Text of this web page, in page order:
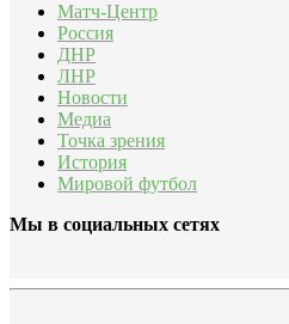
Матч-Центр
Россия
ДНР
ЛНР
Новости
Медиа
Точка зрения
История
Мировой футбол
Мы в социальных сетях